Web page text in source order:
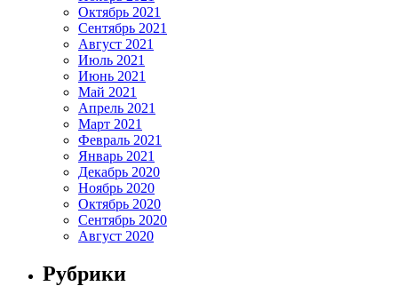
Октябрь 2021
Сентябрь 2021
Август 2021
Июль 2021
Июнь 2021
Май 2021
Апрель 2021
Март 2021
Февраль 2021
Январь 2021
Декабрь 2020
Ноябрь 2020
Октябрь 2020
Сентябрь 2020
Август 2020
Рубрики